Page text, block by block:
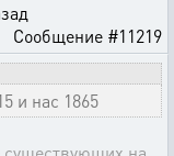
Сообщение #11219
и нас 1865